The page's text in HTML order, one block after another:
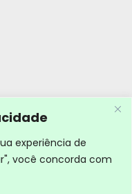
experiência de
você concorda com